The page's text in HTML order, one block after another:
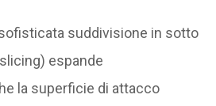
suddivisione in sotto
espande
la superficie di attacco